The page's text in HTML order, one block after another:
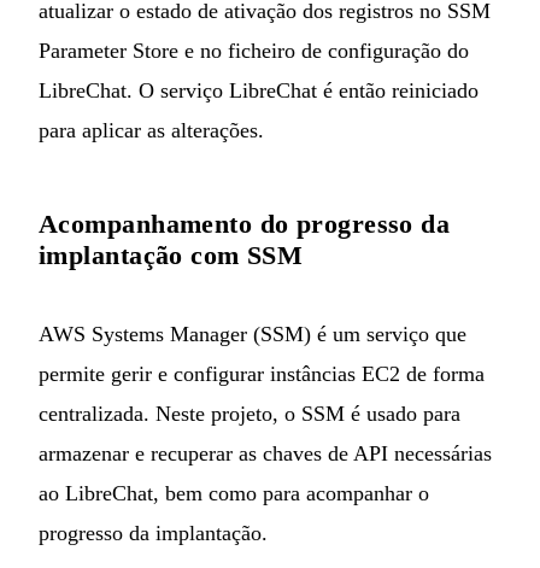
atualizar o estado de ativação dos registros no SSM
Parameter Store e no ficheiro de configuração do
LibreChat. O serviço LibreChat é então reiniciado
para aplicar as alterações.
Acompanhamento do progresso da
implantação com SSM
AWS Systems Manager (SSM) é um serviço que
permite gerir e configurar instâncias EC2 de forma
centralizada. Neste projeto, o SSM é usado para
armazenar e recuperar as chaves de API necessárias
ao LibreChat, bem como para acompanhar o
progresso da implantação.